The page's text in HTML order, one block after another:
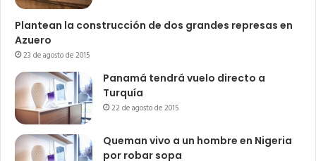
Plantean la construcción de dos grandes represas en
Azuero
23 de agosto de 2015
Panamá tendrá vuelo directo a
Turquía
22 de agosto de 2015
Queman vivo a un hombre en Nigeria
por robar sopa